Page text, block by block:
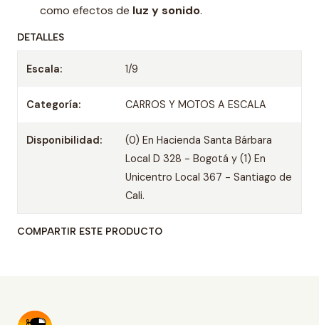
como efectos de luz y sonido.
DETALLES
Escala: 1/9
Categoría: CARROS Y MOTOS A ESCALA
Disponibilidad:
(0) En Hacienda Santa Bárbara
Local D 328 - Bogotá y (1) En
Unicentro Local 367 - Santiago de
Cali.
COMPARTIR ESTE PRODUCTO